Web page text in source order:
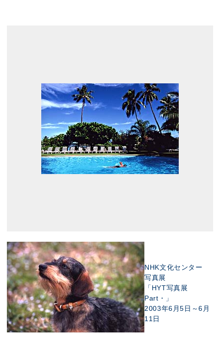
NHK文化センター
写真展
「HYT写真展
Part・」
2003年6月5日～6月
11日